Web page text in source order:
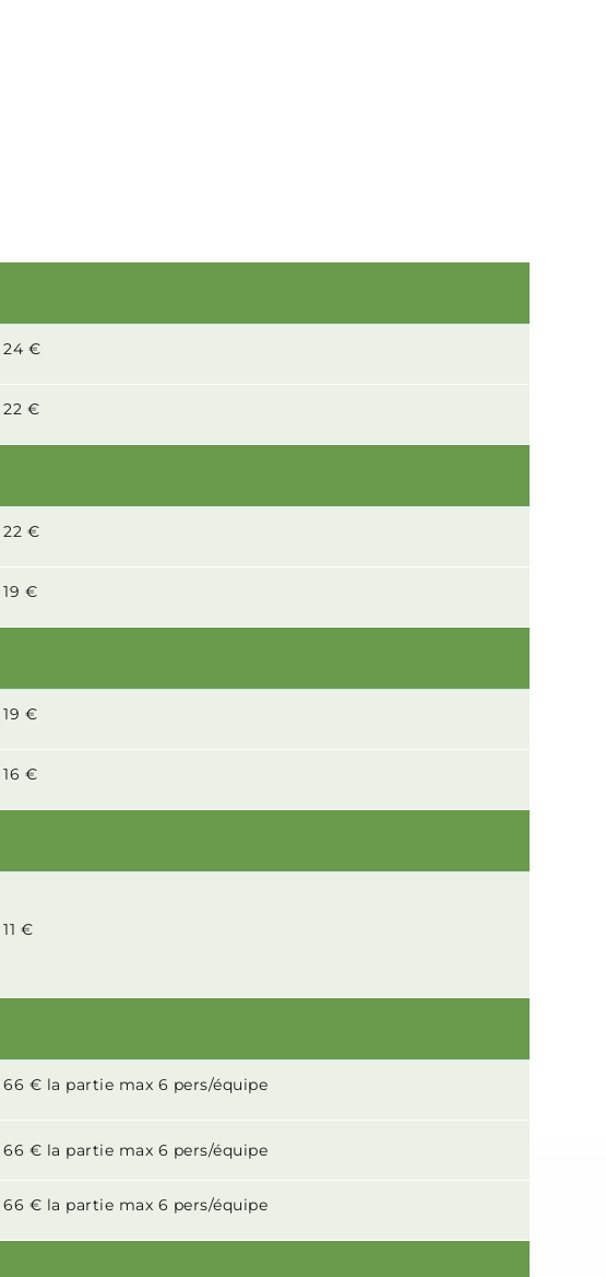
24 €
22 €
22 €
19 €
19 €
16 €
11 €
66 € la partie max 6 pers/équipe
66 € la partie max 6 pers/équipe
66 € la partie max 6 pers/équipe